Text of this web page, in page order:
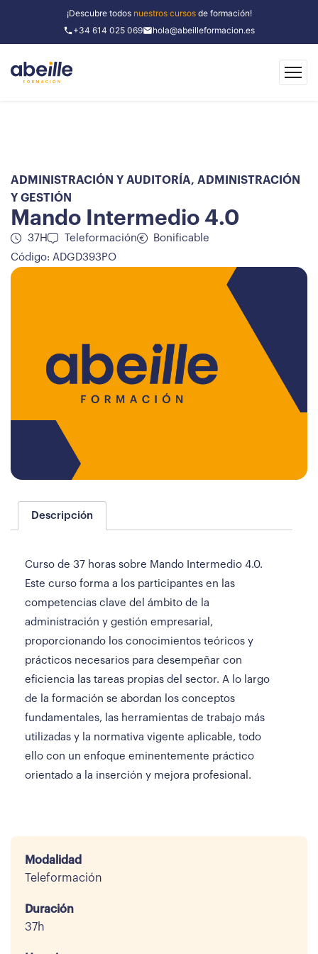
¡Descubre todos nuestros cursosde formación!
+34 614 025 069
hola@abeilleformacion.es
ADMINISTRACIÓN Y AUDITORÍA, ADMINISTRACIÓN
Y GESTIÓN
Mando Intermedio 4.0
37H Teleformación
Bonificable
Código: ADGD393PO
Descripción
Curso de 37 horas sobre Mando Intermedio 4.0.
Este curso forma a los participantes en las
competencias clave del ámbito de la
administración y gestión empresarial,
proporcionando los conocimientos teóricos y
prácticos necesarios para desempeñar con
eficiencia las tareas propias del sector. A lo largo
de la formación se abordan los conceptos
fundamentales, las herramientas de trabajo más
utilizadas y la normativa vigente aplicable, todo
ello con un enfoque eminentemente práctico
orientado a la inserción y mejora profesional.
Modalidad
Teleformación
Duración
37h